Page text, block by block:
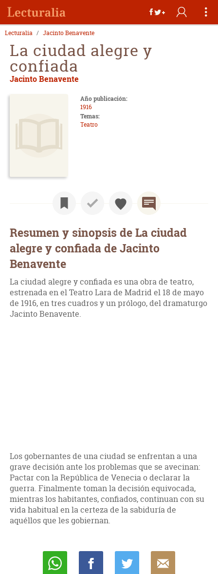
Lecturalia Jacinto Benavente
La ciudad alegre y
confiada
Jacinto Benavente
Año publicación:
1916
Temas:
Teatro
Resumen y sinopsis de La ciudad
alegre y confiada de Jacinto
Benavente
La ciudad alegre y confiada es una obra de teatro,
estrenada en el Teatro Lara de Madrid el 18 de mayo
de 1916, en tres cuadros y un prólogo, del dramaturgo
Jacinto Benavente.
Los gobernantes de una ciudad se enfrentan a una
grave decisión ante los problemas que se avecinan:
Pactar con la República de Venecia o declarar la
guerra. Finalmente toman la decisión equivocada,
mientras los habitantes, confiados, continuan con su
vida habitual en la certeza de la sabiduría de
aquéllos que les gobiernan.